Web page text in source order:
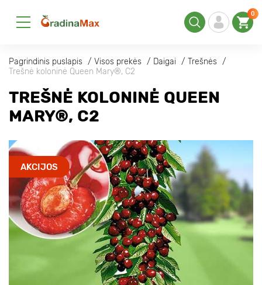
0
Pagrindinis puslapis Visos prekės Daigai
Trešnės
Trešnė koloninė Queen Mary®, C2
TREŠNĖ KOLONINĖ QUEEN
MARY®, C2
AKCIJOS